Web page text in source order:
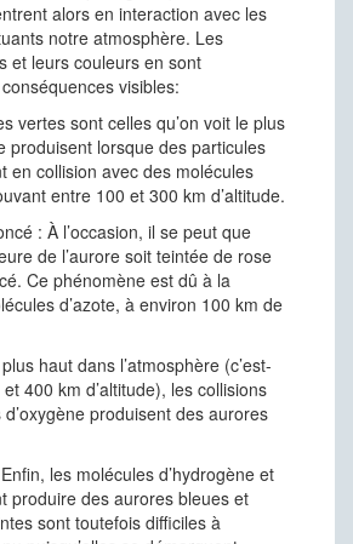
alors en interaction avec les
notre atmosphère. Les
et leurs couleurs en sont
visibles:
vertes sont celles qu’on voit le plus
produisent lorsque des particules
en collision avec des molécules
entre 100 et 300 km d’altitude.
: À l’occasion, il se peut que
de l’aurore soit teintée de rose
Ce phénomène est dû à la
d’azote, à environ 100 km de
haut dans l’atmosphère (c’est-
400 km d’altitude), les collisions
produisent des aurores
les molécules d’hydrogène et
produire des aurores bleues et
sont toutefois difficiles à